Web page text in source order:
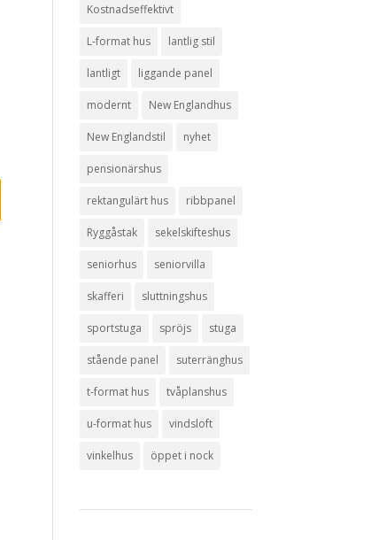
Kostnadseffektivt
L-format hus lantlig stil
lantligt liggande panel
modernt New Englandhus
New Englandstil nyhet
pensionärshus
rektangulärt hus ribbpanel
Ryggåstak sekelskifteshus
seniorhus seniorvilla
skafferi sluttningshus
sportstuga spröjs stuga
stående panel suterränghus
t-format hus tvåplanshus
u-format hus vindsloft
vinkelhus öppet i nock